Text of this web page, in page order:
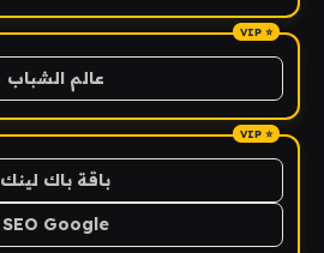
عالم الشباب
باقة باك لينك
SEO Google